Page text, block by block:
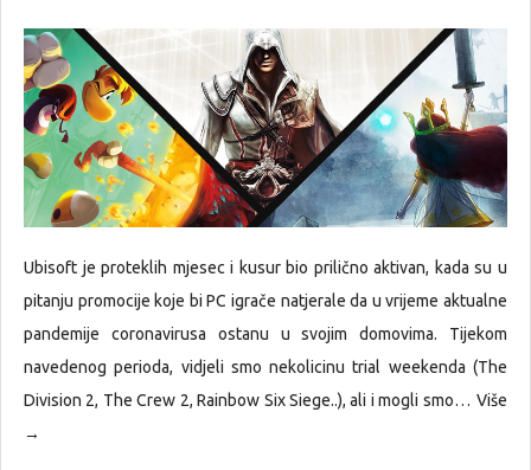
Ubisoft je proteklih mjesec i kusur bio prilično aktivan, kada su u
pitanju promocije koje bi PC igrače natjerale da u vrijeme aktualne
pandemije coronavirusa ostanu u svojim domovima. Tijekom
navedenog perioda, vidjeli smo nekolicinu trial weekenda (The
Division 2, The Crew 2, Rainbow Six Siege..), ali i mogli smo… Više
→